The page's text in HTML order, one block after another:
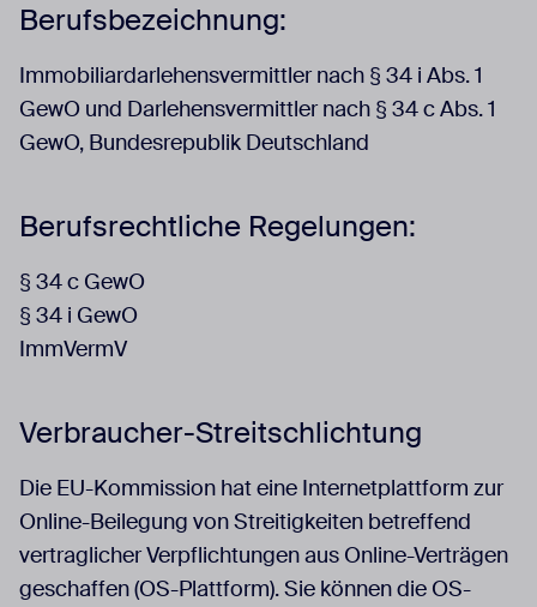
Berufsbezeichnung:
Immobiliardarlehensvermittler nach § 34 i Abs. 1
GewO und Darlehensvermittler nach § 34 c Abs. 1
GewO, Bundesrepublik Deutschland
Berufsrechtliche Regelungen:
§ 34 c GewO
§ 34 i GewO
ImmVermV
Verbraucher-Streitschlichtung
Die EU-Kommission hat eine Internetplattform zur
Online-Beilegung von Streitigkeiten betreffend
vertraglicher Verpflichtungen aus Online-Verträgen
geschaffen (OS-Plattform). Sie können die OS-